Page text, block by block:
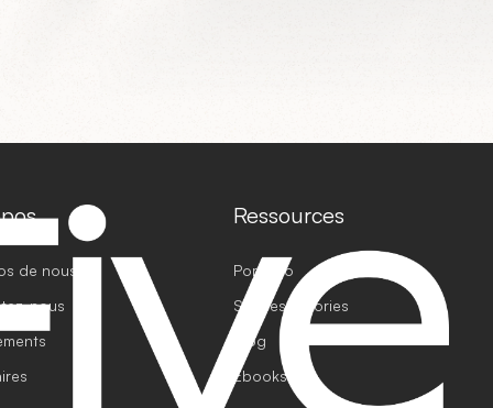
de nous
nous
Ressources
Portfolio
Success Stories
Blog
Ebooks